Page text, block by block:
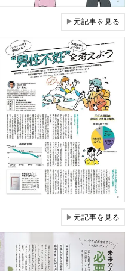
▶元記事を見る
▶元記事を見る